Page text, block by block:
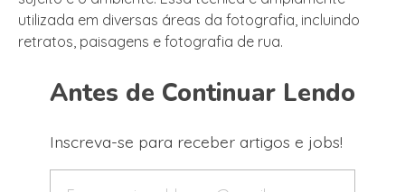
utilizada em diversas áreas da fotografia, incluindo
retratos, paisagens e fotografia de rua.
Antes de Continuar Lendo
Inscreva-se para receber artigos e jobs!